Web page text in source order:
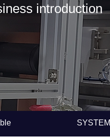
introduction
SYSTEM